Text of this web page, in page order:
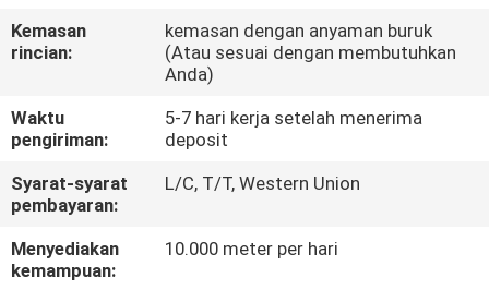
HUBUNGI
KAMI
MINTA
KUTIPAN
SITEMAP
Kemasan
rincian:
kemasan dengan anyaman buruk
(Atau sesuai dengan membutuhkan
Anda)
Waktu
pengiriman:
5-7 hari kerja setelah menerima
deposit
Syarat-syarat
pembayaran:
L/C, T/T, Western Union
Menyediakan
kemampuan:
10.000 meter per hari